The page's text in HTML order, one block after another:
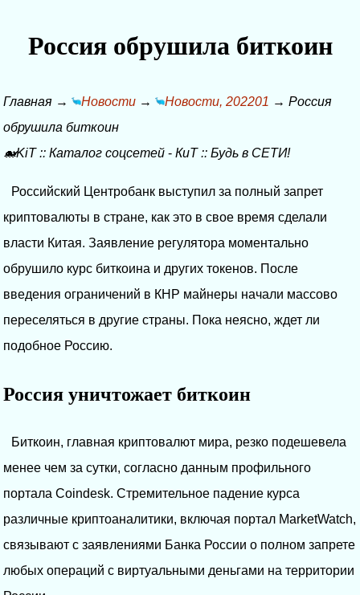
Россия обрушила биткоин
Главная → Новости → Новости, 202201 → Россия
обрушила биткоин
🐋KiT:: Каталог соцсетей - КиТ:: Будь в СЕТИ!
Российский Центробанк выступил за полный запрет
криптовалюты в стране, как это в свое время сделали
власти Китая. Заявление регулятора моментально
обрушило курс биткоина и других токенов. После
введения ограничений в КНР майнеры начали массово
переселяться в другие страны. Пока неясно, ждет ли
подобное Россию.
Россия уничтожает биткоин
Биткоин, главная криптовалют мира, резко подешевела
менее чем за сутки, согласно данным профильного
портала Coindesk. Стремительное падение курса
различные криптоаналитики, включая портал MarketWatch,
связывают с заявлениями Банка России о полном запрете
любых операций с виртуальными деньгами на территории